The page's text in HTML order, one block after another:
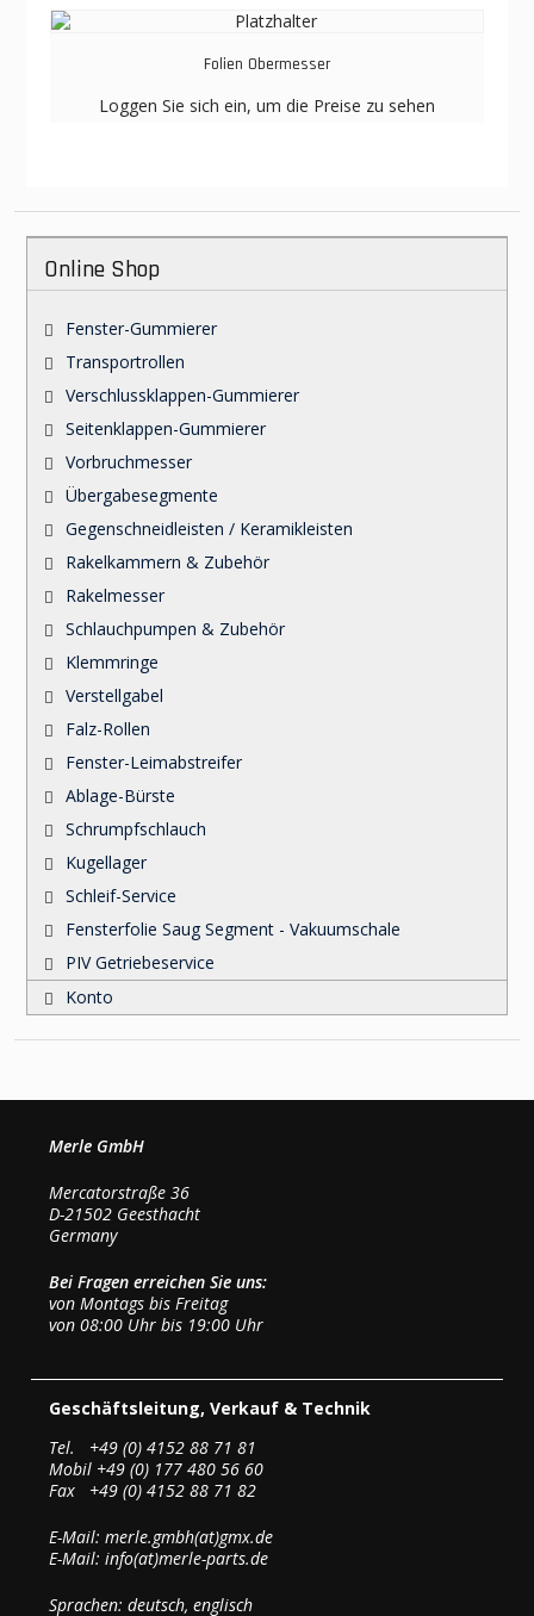
Folien Obermesser
Loggen Sie sich ein, um die Preise zu sehen
Online Shop
Fenster-Gummierer
Transportrollen
Verschlussklappen-Gummierer
Seitenklappen-Gummierer
Vorbruchmesser
Übergabesegmente
Gegenschneidleisten / Keramikleisten
Rakelkammern & Zubehör
Rakelmesser
Schlauchpumpen & Zubehör
Klemmringe
Verstellgabel
Falz-Rollen
Fenster-Leimabstreifer
Ablage-Bürste
Schrumpfschlauch
Kugellager
Schleif-Service
Fensterfolie Saug Segment - Vakuumschale
PIV Getriebeservice
Konto
Merle GmbH
Mercatorstraße 36
D-21502 Geesthacht
Germany
Bei Fragen erreichen Sie uns:
von Montags bis Freitag
von 08:00 Uhr bis 19:00 Uhr
Geschäftsleitung, Verkauf & Technik
Tel. +49 (0) 4152 88 71 81
Mobil +49 (0) 177 480 56 60
Fax +49 (0) 4152 88 71 82
E-Mail: merle.gmbh(at)gmx.de
E-Mail: info(at)merle-parts.de
Sprachen: deutsch, englisch